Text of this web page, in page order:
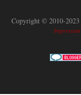
Copyright © 2010-2023
Impressum